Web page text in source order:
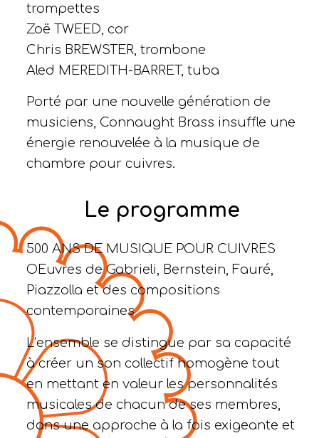
trompettes
Zoë TWEED, cor
Chris BREWSTER, trombone
Aled MEREDITH-BARRET, tuba
Porté par une nouvelle génération de
musiciens, Connaught Brass insuffle une
énergie renouvelée à la musique de
chambre pour cuivres.
Le programme
500 ANS DE MUSIQUE POUR CUIVRES
OEuvres de Gabrieli, Bernstein, Fauré,
Piazzolla et des compositions
contemporaines
L’ensemble se distingue par sa capacité
à créer un son collectif homogène tout
en mettant en valeur les personnalités
musicales de chacun de ses membres,
dans une approche à la fois exigeante et